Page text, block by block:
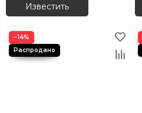
Известить
−14%